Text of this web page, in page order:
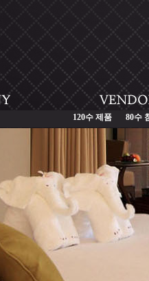
120수 제품 80수